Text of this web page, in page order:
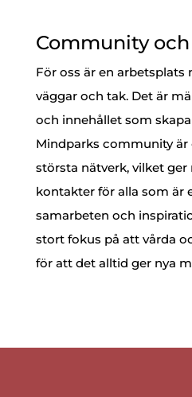
Community
För oss är en arbetsplats
väggar och tak. Det är
och innehållet som
Mindparks community är
största nätverk, vilket
kontakter för alla som är
samarbeten och
stort fokus på att vårda
för att det alltid ger nya